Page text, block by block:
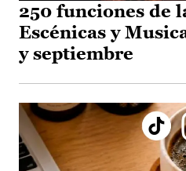
250 funciones de
Escénicas y
y septiembre